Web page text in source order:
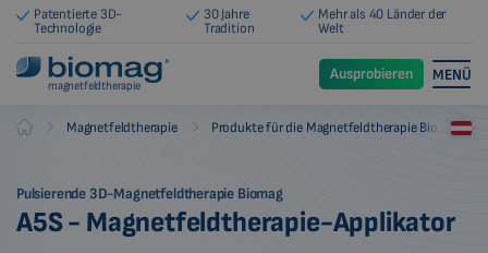
Patentierte 3D-
Technologie
30 Jahre
Tradition
Mehr als 40 Länder der
Welt
magnetfeldtherapie
Ausprobieren MENÜ
Biomag Magnetfeldtherapie Produkte für die Magnetfeldtherapie Biomag
Pulsierende 3D-Magnetfeldtherapie Biomag
A5S - Magnetfeldtherapie-Applikator